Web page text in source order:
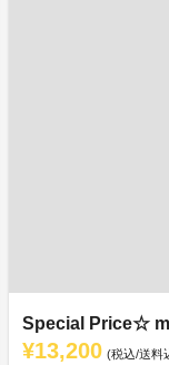
Special Price☆
¥13,200 (税込/送料